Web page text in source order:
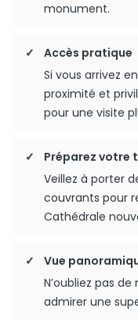
monument.
Accès pratique
Si vous arrivez
proximité et
pour une visite
Préparez votre
Veillez à porter
couvrants pour
Cathédrale
Vue
N’oubliez pas
admirer une